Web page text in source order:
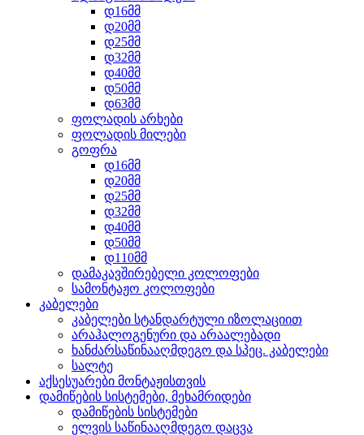
დ16მმ
დ20მმ
დ25მმ
დ32მმ
დ40მმ
დ50მმ
დ63მმ
ფოლადის არხები
ფოლადის მილები
გოფრა
დ16მმ
დ20მმ
დ25მმ
დ32მმ
დ40მმ
დ50მმ
დ110მმ
დამაკავშირებელი კოლოფები
სამონტაჟო კოლოფები
კაბელები
კაბელები სტანდარტული იზოლაციით
არაჰალოგენური და არაალებადი
ხანძარსაწინააღმდეგო და სპეც. კაბელები
სალტე
აქსესუარები მონტაჟისთვის
დამიწების სისტემები, მეხამრიდები
დამიწების სისტემები
ელვის საწინააღმდეგო დაცვა